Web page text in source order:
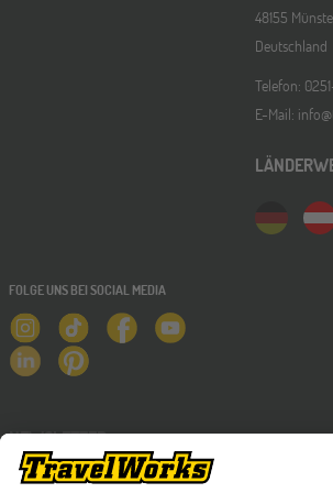
48155
Deutschland
Telefon:
E-Mail:
FOLGE UNS BEI SOCIAL MEDIA
NEWSLETTER